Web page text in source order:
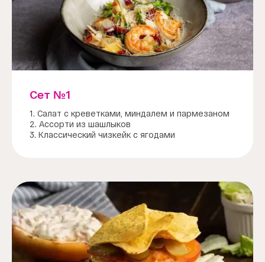
Сет №1
1. Салат с креветками, миндалем и пармезаном
2. Ассорти из шашлыков
3. Классический чизкейк с ягодами